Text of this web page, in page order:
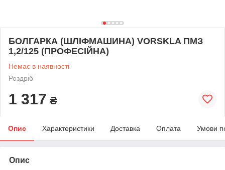
БОЛГАРКА (ШЛІФМАШИНА) VORSKLA ПМЗ
1,2/125 (ПРОФЕСІЙНА)
Немає в наявності
Роздріб
1 317 ₴
Опис Характеристики Доставка Оплата Умови
Опис